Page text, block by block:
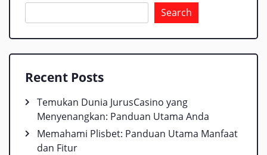
Search
Recent Posts
Temukan Dunia JurusCasino yang
Menyenangkan: Panduan Utama Anda
Memahami Plisbet: Panduan Utama Manfaat
dan Fitur